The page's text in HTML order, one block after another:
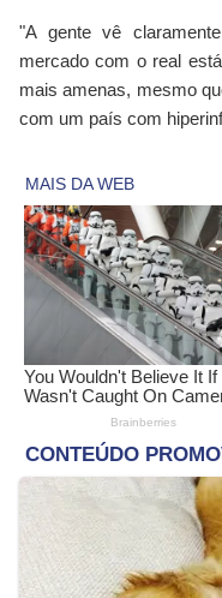
"A gente vê
mercado com o real
mais amenas, mesmo
com um país com